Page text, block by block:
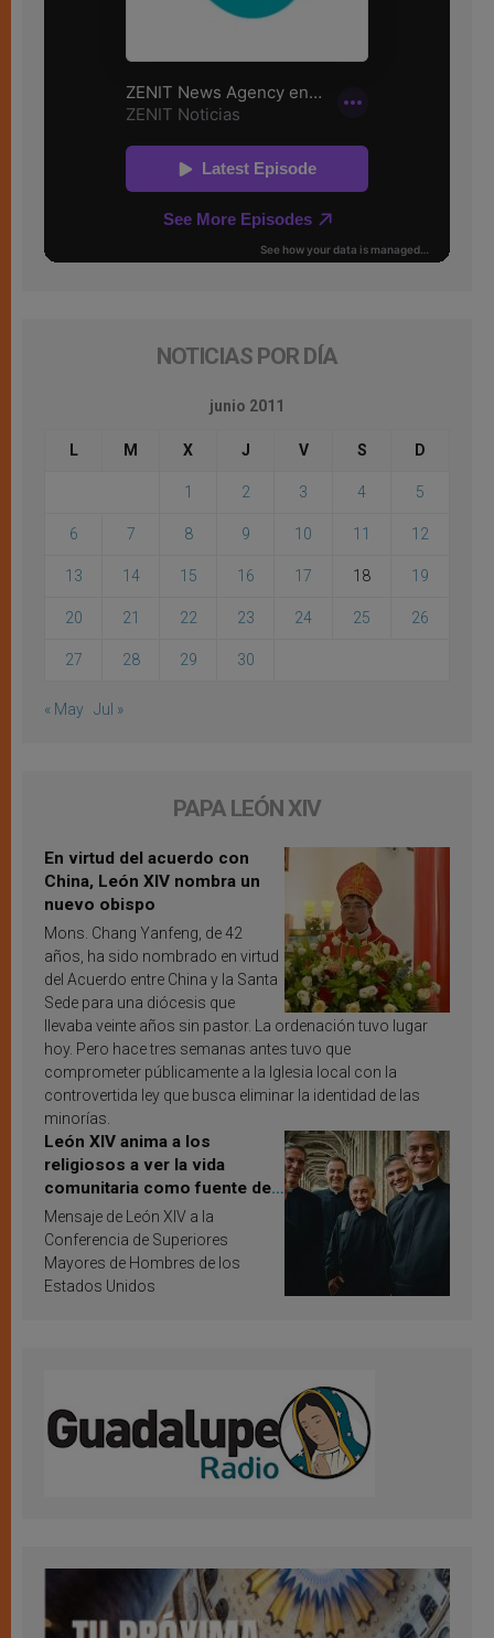
NOTICIAS POR DÍA
junio 2011
L M X J V S D
1 2 3 4 5
6 7 8 9 10 11 12
13 14 15 16 17 18 19
20 21 22 23 24 25 26
27 28 29 30
« May Jul »
PAPA LEÓN XIV
En virtud del acuerdo con
China, León XIV nombra un
nuevo obispo
Mons. Chang Yanfeng, de 42
años, ha sido nombrado en virtud
del Acuerdo entre China y la Santa
Sede para una diócesis que
llevaba veinte años sin pastor. La ordenación tuvo lugar
hoy. Pero hace tres semanas antes tuvo que
comprometer públicamente a la Iglesia local con la
controvertida ley que busca eliminar la identidad de las
minorías.
León XIV anima a los
religiosos a ver la vida
comunitaria como fuente de
inspiración y santificación
Mensaje de León XIV a la
Conferencia de Superiores
Mayores de Hombres de los
Estados Unidos